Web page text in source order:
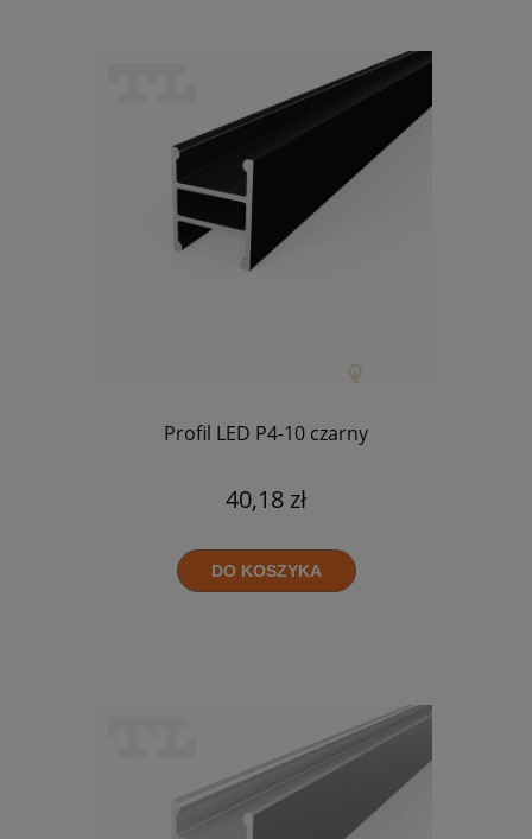
Profil LED P4-10 czarny
40,18 zł
DO KOSZYKA